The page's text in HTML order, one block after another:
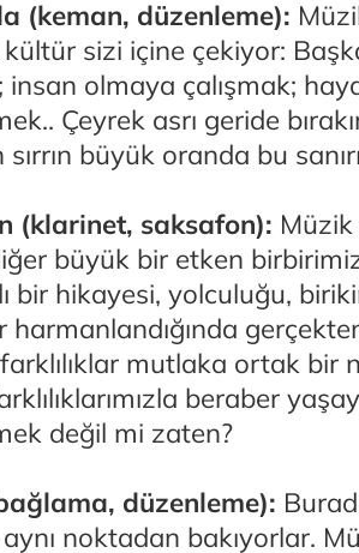
(keman, düzenleme):
sizi içine çekiyor:
olmaya çalışmak;
Çeyrek asrı geride
sırrın büyük oranda bu
(klarinet, saksafon): Müzik
büyük bir etken
bir hikayesi, yolculuğu,
mutlaka ortak bir
beraber
değil mi zaten?
düzenleme):
noktadan bakıyorlar.